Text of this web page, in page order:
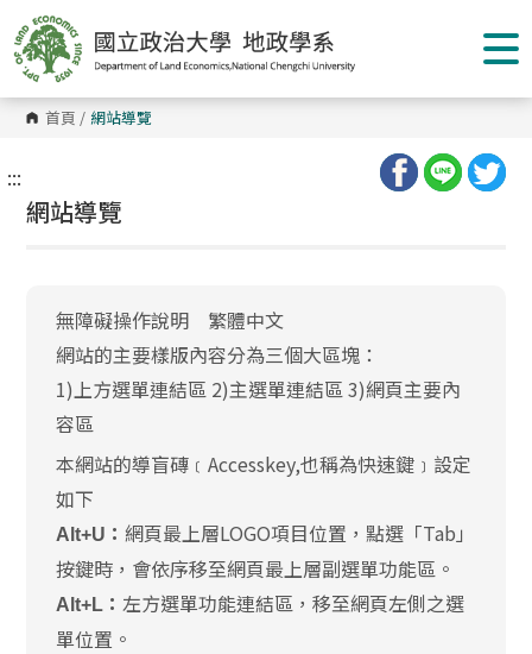
到
主
要
內
容
區 首頁 / 網站導覽
:::
網站導覽
無障礙操作說明 繁體中文
網站的主要樣版內容分為三個大區塊：
1)上方選單連結區 2)主選單連結區 3)網頁主要內
容區
本網站的導盲磚﹝Accesskey,也稱為快速鍵﹞設定
如下
Alt+U：網頁最上層LOGO項目位置，點選「Tab」
按鍵時，會依序移至網頁最上層副選單功能區。
Alt+L： 左方選單功能連結區，移至網頁左側之選
單位置。